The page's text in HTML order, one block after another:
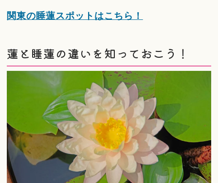
関東の睡蓮スポットはこちら！
蓮と睡蓮の違いを知っておこう！